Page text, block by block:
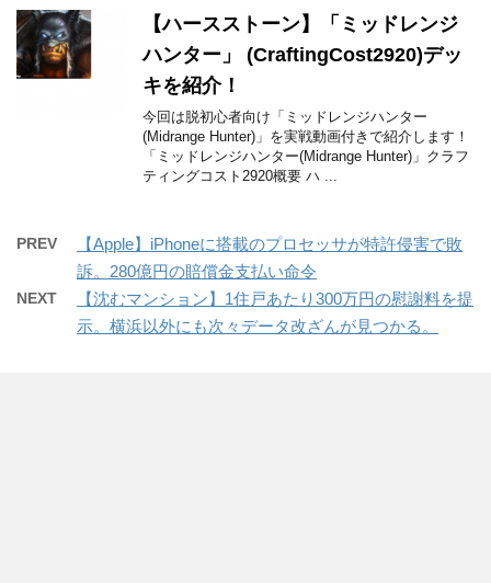
【ハースストーン】「ミッドレンジ
ハンター」 (CraftingCost2920)デッ
キを紹介！
今回は脱初心者向け「ミッドレンジハンター
(Midrange Hunter)」を実戦動画付きで紹介します！
「ミッドレンジハンター(Midrange Hunter)」クラフ
ティングコスト2920概要 ハ ...
PREV
【Apple】iPhoneに搭載のプロセッサが特許侵害で敗
訴。280億円の賠償金支払い命令
NEXT
【沈むマンション】1住戸あたり300万円の慰謝料を提
示。横浜以外にも次々データ改ざんが見つかる。